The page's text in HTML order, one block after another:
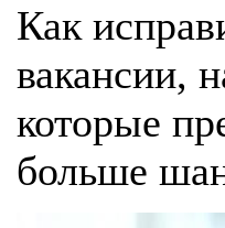
Как
вакансии,
которые
больше